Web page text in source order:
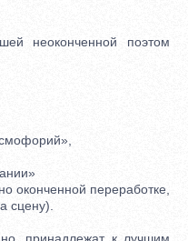
поэтом
оконченной переработке,
сцену).
принадлежат к лучшим